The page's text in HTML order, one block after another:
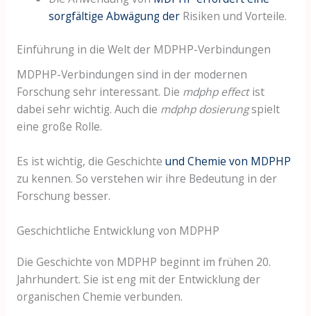
sorgfältige Abwägung der Risiken und Vorteile.
Einführung in die Welt der MDPHP-Verbindungen
MDPHP-Verbindungen sind in der modernen
Forschung sehr interessant. Die mdphp effectist
dabei sehr wichtig. Auch die mdphp dosierungspielt
eine große Rolle.
Es ist wichtig, die Geschichte und Chemie von MDPHP
zu kennen. So verstehen wir ihre Bedeutung in der
Forschung besser.
Geschichtliche Entwicklung von MDPHP
Die Geschichte von MDPHP beginnt im frühen 20.
Jahrhundert. Sie ist eng mit der Entwicklung der
organischen Chemie verbunden.